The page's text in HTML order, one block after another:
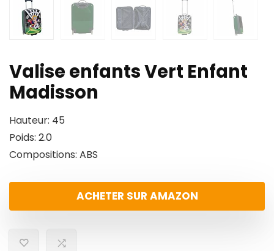
Valise enfants Vert Enfant
Madisson
Hauteur: 45
Poids: 2.0
Compositions: ABS
ACHETER SUR AMAZON